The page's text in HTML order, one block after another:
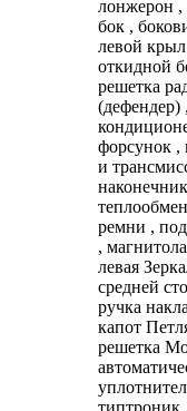
лонжерон ,
бок ,
левой
откидной
решетка
(дефендер)
форсунок ,
и
ремни ,
,
левая
средней
ручка
капот
решетка
типтроник